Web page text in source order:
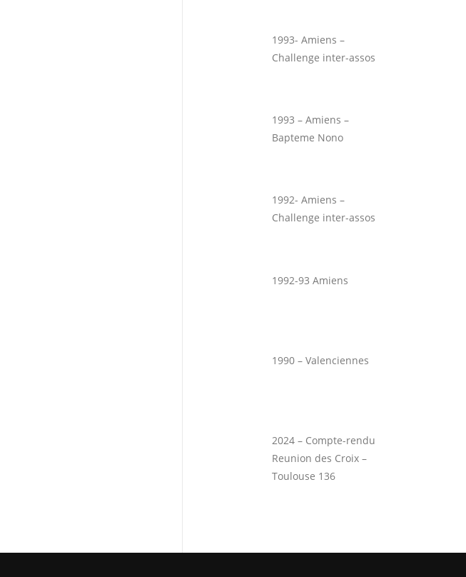
1993- Amiens –
Challenge inter-assos
1993 – Amiens –
Bapteme Nono
1992- Amiens –
Challenge inter-assos
1992-93 Amiens
1990 – Valenciennes
2024 – Compte-rendu
Reunion des Croix –
Toulouse 136